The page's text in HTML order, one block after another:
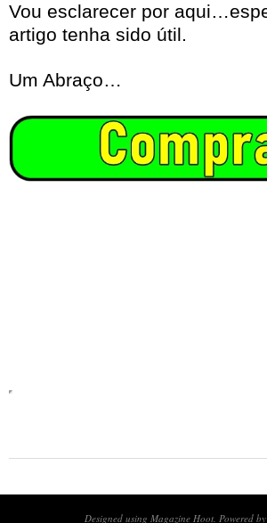
Vou esclarecer por
artigo tenha sido útil.
Um Abraço…
Designed using Magazine Hoot . Powered by